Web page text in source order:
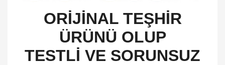
ORİJİNAL TEŞHİR
ÜRÜNÜ OLUP
TESTLİ VE SORUNSUZ